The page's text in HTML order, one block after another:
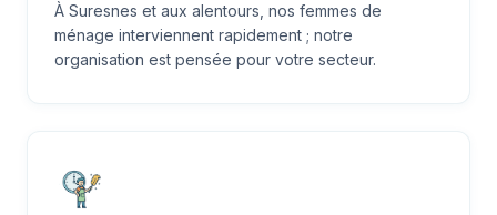
À Suresnes et aux alentours, nos femmes de
ménage interviennent rapidement ; notre
organisation est pensée pour votre secteur.